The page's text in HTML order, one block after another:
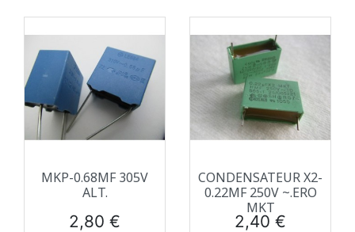
MKP-0.68ΜF 305V
ALT.
Prix
2,80 €
CONDENSATEUR X2-
0.22ΜF 250V ~.ERO
MKT
Prix
2,40 €